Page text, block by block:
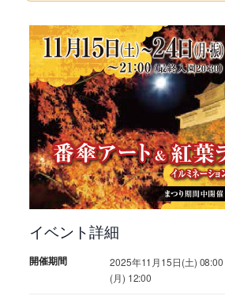
イベント詳細
開催期間
2025年11月15日(土)
(月) 12:00